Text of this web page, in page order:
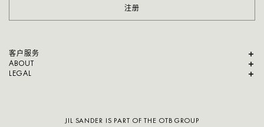
注册
客户服务
ABOUT
LEGAL
JIL SANDER IS PART OF THE OTB GROUP